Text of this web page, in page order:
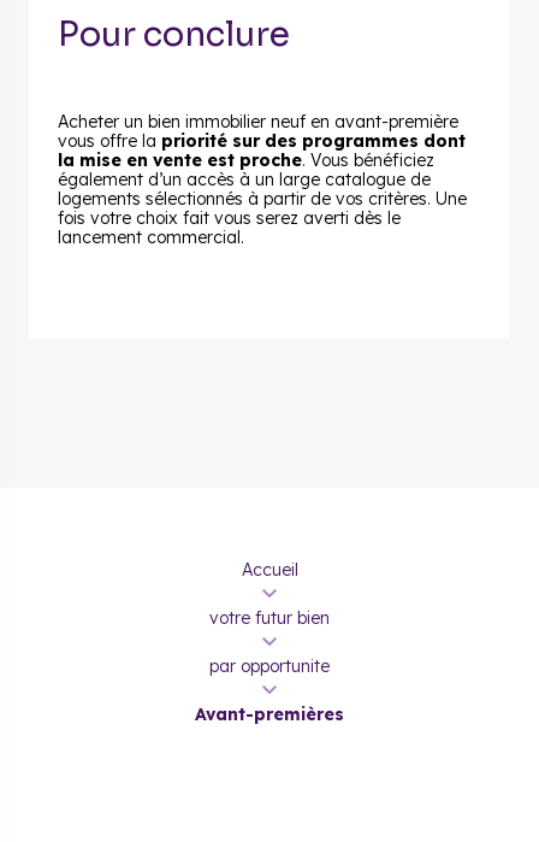
Pour conclure
Acheter un bien immobilier neuf en avant-première
vous offre la priorité sur des programmes dont
la mise en vente est proche. Vous bénéficiez
également d’un accès à un large catalogue de
logements sélectionnés à partir de vos critères. Une
fois votre choix fait vous serez averti dès le
lancement commercial.
Accueil
votre futur bien
par opportunite
Avant-premières